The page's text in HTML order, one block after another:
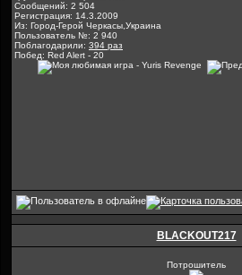
Сообщений: 2 504
Регистрация: 14.3.2009
Из: Город-Герой Черкасы,Украина
Пользователь №: 2 940
Поблагодарили: 394 раз
Побед: Red Alert - 20
BLACKOUT217
Потрошитель